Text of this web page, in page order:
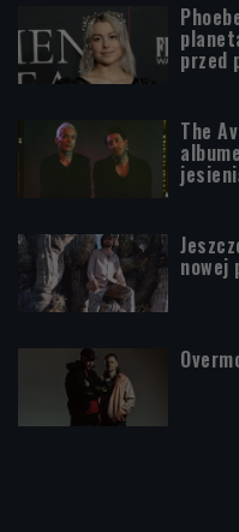
przed
The
nowej